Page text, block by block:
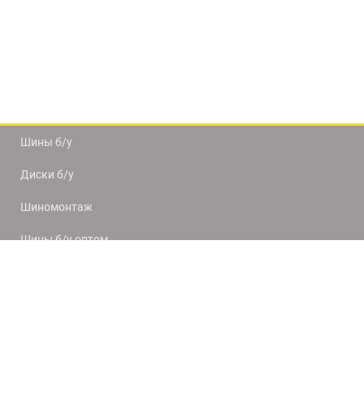
Шины б/у
Диски б/у
Шиномонтаж
Шины б/у оптом